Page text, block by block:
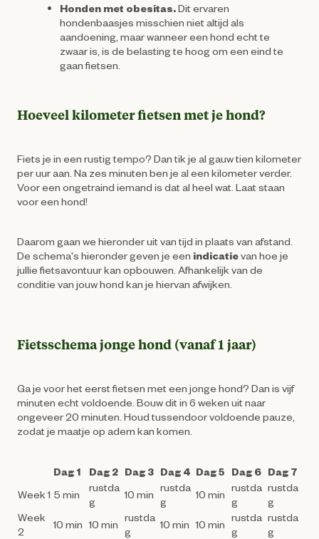
Honden met obesitas.Dit ervaren
hondenbaasjes misschien niet altijd als
aandoening, maar wanneer een hond echt te
zwaar is, is de belasting te hoog om een eind te
gaan fietsen.
Hoeveel kilometer fietsen met je hond?
Fiets je in een rustig tempo? Dan tik je al gauw tien kilometer
per uur aan. Na zes minuten ben je al een kilometer verder.
Voor een ongetraind iemand is dat al heel wat. Laat staan
voor een hond!
Daarom gaan we hieronder uit van tijd in plaats van afstand.
De schema's hieronder geven je een indicatievan hoe je
jullie fietsavontuur kan opbouwen. Afhankelijk van de
conditie van jouw hond kan je hiervan afwijken.
Fietsschema jonge hond (vanaf 1 jaar)
Ga je voor het eerst fietsen met een jonge hond? Dan is vijf
minuten echt voldoende. Bouw dit in 6 weken uit naar
ongeveer 20 minuten. Houd tussendoor voldoende pauze,
zodat je maatje op adem kan komen.
Dag 1 Dag 2 Dag 3 Dag 4 Dag 5 Dag 6 Dag 7
Week 1 5 min
rustda
g
10 min
rustda
g
10 min
rustda
g
rustda
g
Week
2
10 min 10 min
rustda
g
10 min 10 min
rustda
g
rustda
g